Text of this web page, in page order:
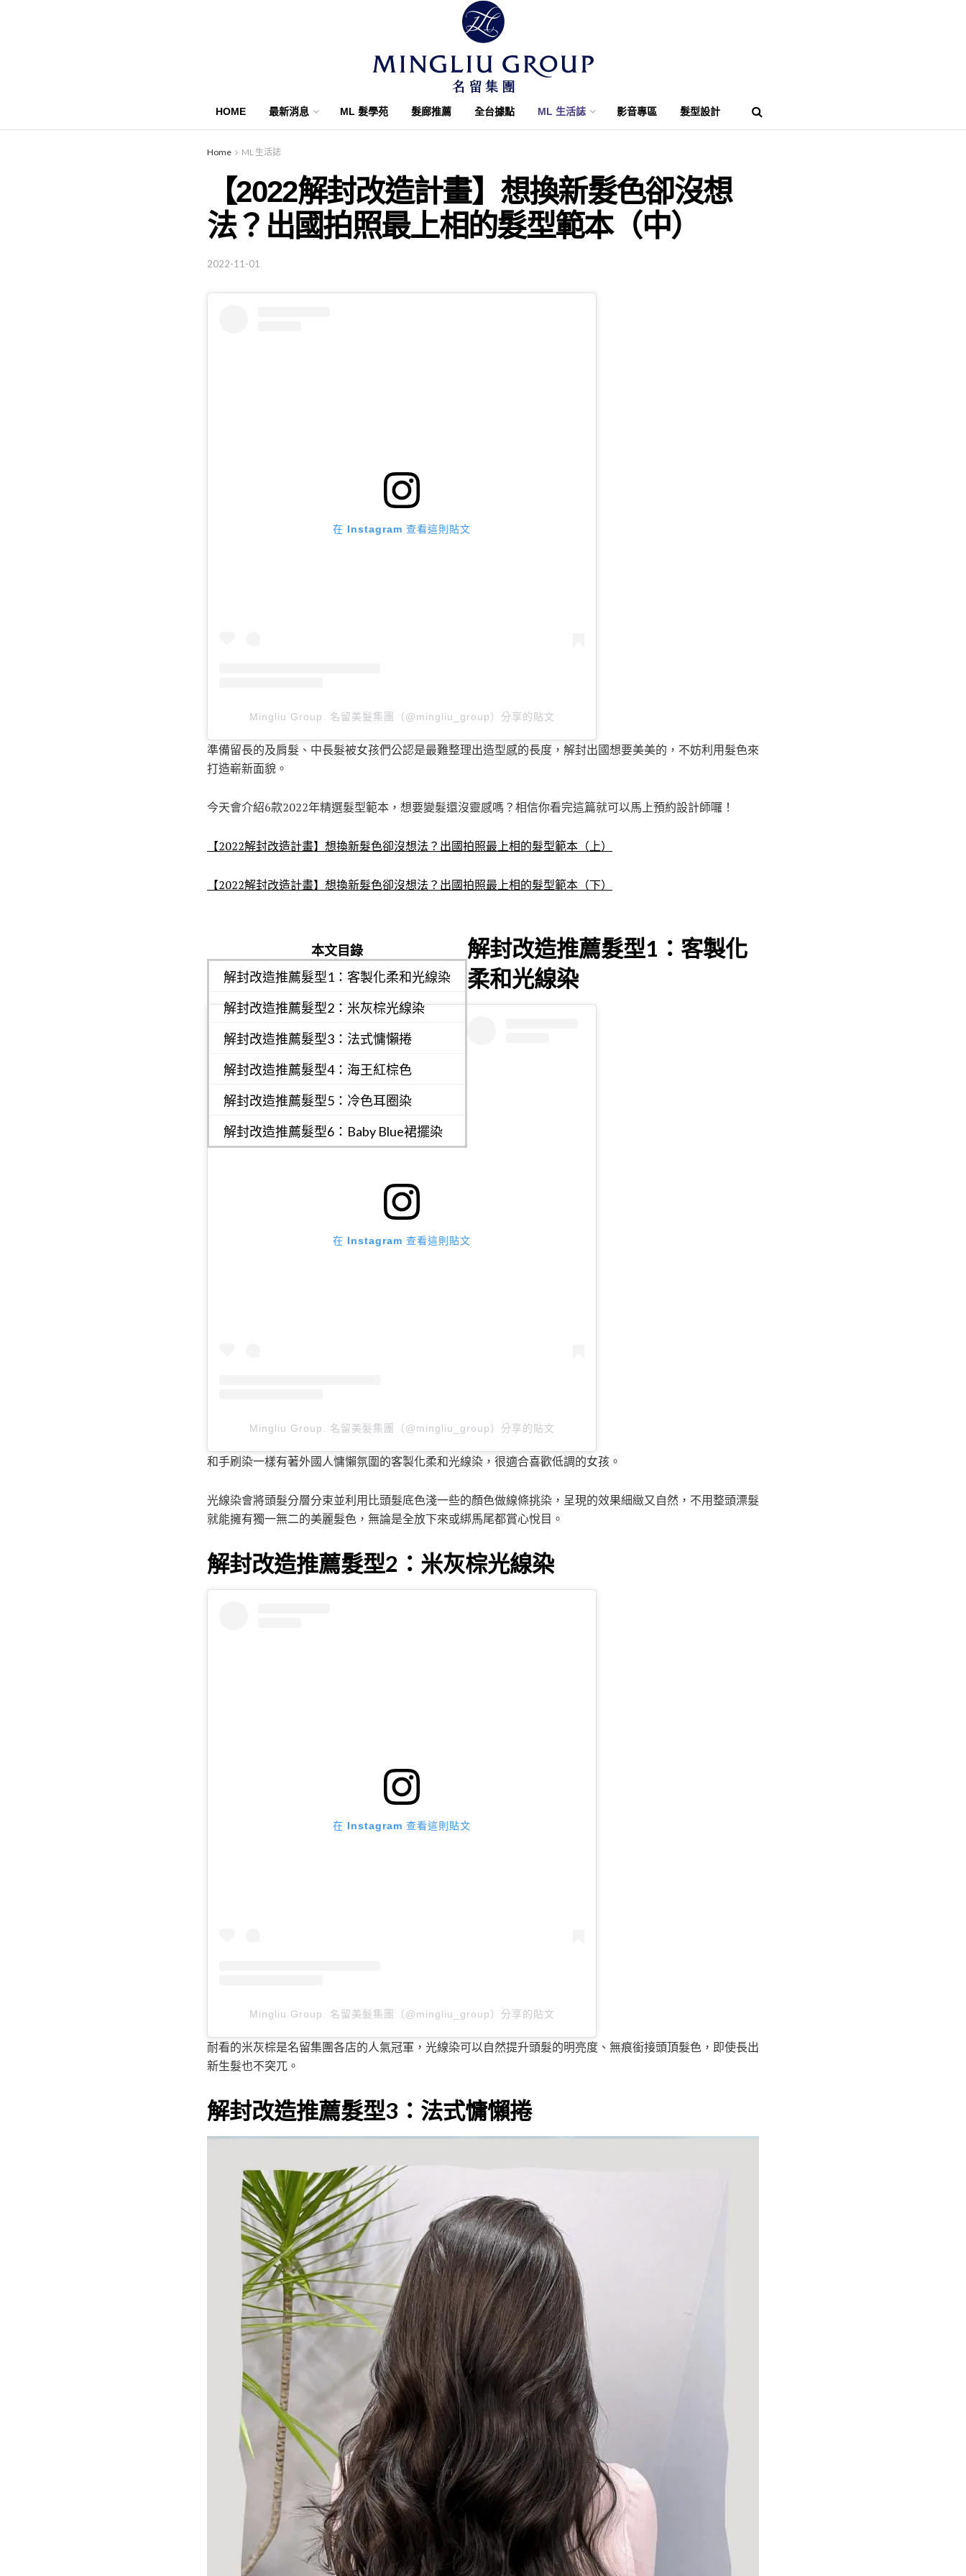
HOME 最新消息 ML 髮學苑 髮廊推薦 全台據點 ML 生活誌 影音專區 髮型設計
Home ML 生活誌
【2022解封改造計畫】想換新髮色卻沒想
法？出國拍照最上相的髮型範本（中）
2022-11-01
在 Instagram 查看這則貼文
Mingliu Group. 名留美髮集團（@mingliu_group）分享的貼文
準備留長的及肩髮、中長髮被女孩們公認是最難整理出造型感的長度，解封出國想要美美的，不妨利用髮色來
打造嶄新面貌。
今天會介紹6款2022年精選髮型範本，想要變髮還沒靈感嗎？相信你看完這篇就可以馬上預約設計師囉！
【2022解封改造計畫】想換新髮色卻沒想法？出國拍照最上相的髮型範本（上）
【2022解封改造計畫】想換新髮色卻沒想法？出國拍照最上相的髮型範本（下）
本文目錄
解封改造推薦髮型1：客製化柔和光線染
解封改造推薦髮型2：米灰棕光線染
解封改造推薦髮型3：法式慵懶捲
解封改造推薦髮型4：海王紅棕色
解封改造推薦髮型5：冷色耳圈染
解封改造推薦髮型6：Baby Blue裙擺染
解封改造推薦髮型1：客製化
柔和光線染
在 Instagram 查看這則貼文
Mingliu Group. 名留美髮集團（@mingliu_group）分享的貼文
和手刷染一樣有著外國人慵懶氛圍的客製化柔和光線染，很適合喜歡低調的女孩。
光線染會將頭髮分層分束並利用比頭髮底色淺一些的顏色做線條挑染，呈現的效果細緻又自然，不用整頭漂髮
就能擁有獨一無二的美麗髮色，無論是全放下來或綁馬尾都賞心悅目。
解封改造推薦髮型2：米灰棕光線染
在 Instagram 查看這則貼文
Mingliu Group. 名留美髮集團（@mingliu_group）分享的貼文
耐看的米灰棕是名留集團各店的人氣冠軍，光線染可以自然提升頭髮的明亮度、無痕銜接頭頂髮色，即使長出
新生髮也不突兀。
解封改造推薦髮型3：法式慵懶捲